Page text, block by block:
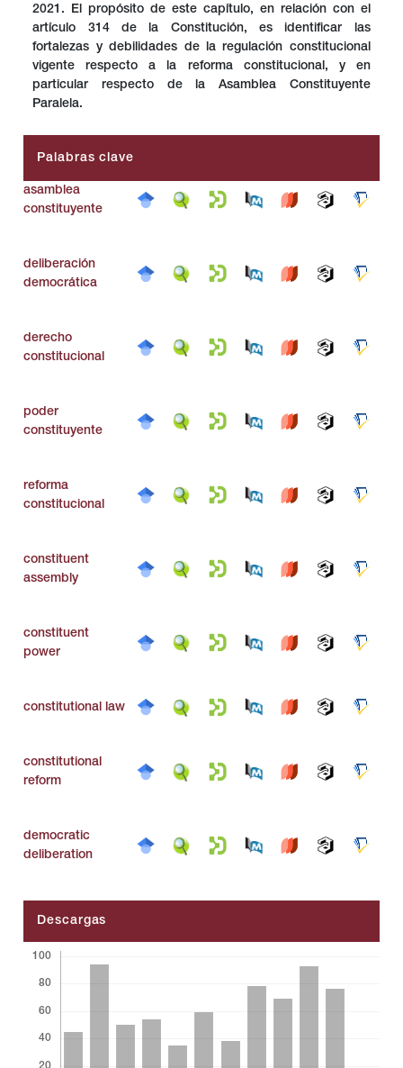
2021. El propósito de este capítulo, en relación con el
artículo 314 de la Constitución, es identificar las
fortalezas y debilidades de la regulación constitucional
vigente respecto a la reforma constitucional, y en
particular respecto de la Asamblea Constituyente
Paralela.
Palabras clave
asamblea
constituyente
deliberación
democrática
derecho
constitucional
poder
constituyente
reforma
constitucional
constituent
assembly
constituent
power
constitutional law
constitutional
reform
democratic
deliberation
Descargas